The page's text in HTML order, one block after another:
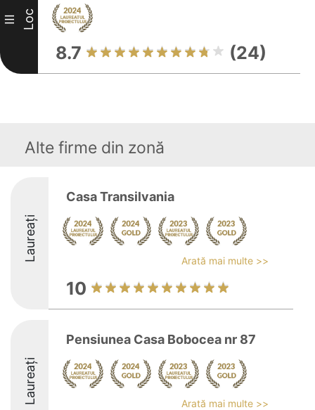
III Loc
8.7 (24)
Alte firme din zonă
Laureați
Casa Transilvania
Arată mai multe >>
10
Laureați
Pensiunea Casa Bobocea nr 87
Arată mai multe >>